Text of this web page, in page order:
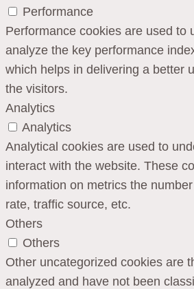
Performance
Performance cookies are used to
analyze the key performance
which helps in delivering a better
the visitors.
Analytics
Analytics
Analytical cookies are used to
interact with the website. These
information on metrics the
rate, traffic source, etc.
Others
Others
Other uncategorized cookies are
analyzed and have not been